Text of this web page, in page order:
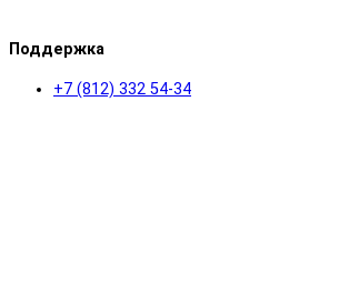
Поддержка
+7 (812) 332 54-34